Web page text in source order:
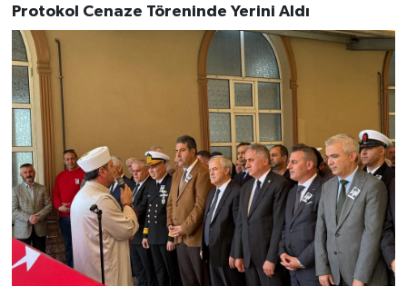
Protokol Cenaze Töreninde Yerini Aldı